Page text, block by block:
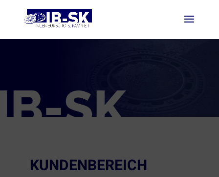
SK
KUNDENBEREICH